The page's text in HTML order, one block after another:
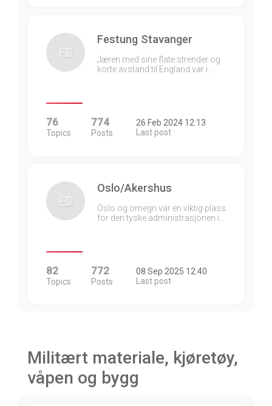
Festung Stavanger
Jæren med sine flate strender og
korte avstand til England var i…
76
Topics
774
Posts
26 Feb 2024 12:13
Last post
Oslo/Akershus
Oslo og omegn var en viktig plass
for den tyske administrasjonen i…
82
Topics
772
Posts
08 Sep 2025 12:40
Last post
Militært materiale, kjøretøy,
våpen og bygg